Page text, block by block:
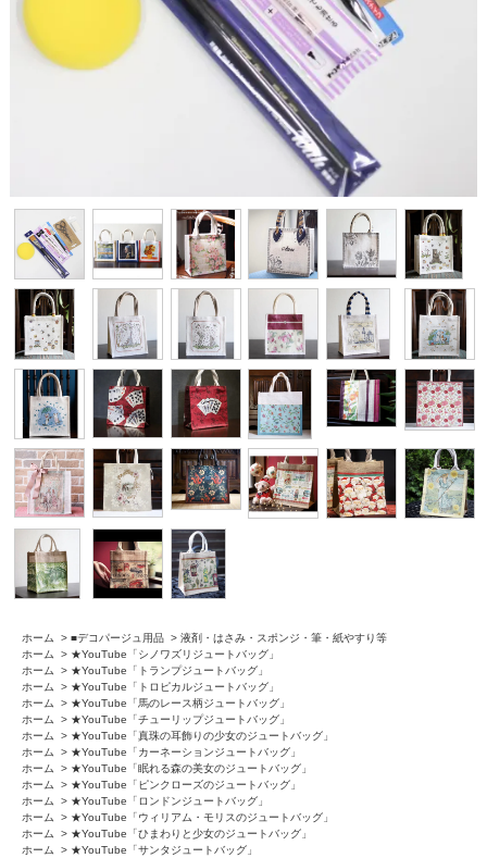
ホーム > ■デコパージュ用品 > 液剤・はさみ・スポンジ・筆・紙やすり等
ホーム
> ★YouTube「シノワズリジュートバッグ」
ホーム
> ★YouTube「トランプジュートバッグ」
ホーム
> ★YouTube「トロピカルジュートバッグ」
ホーム
> ★YouTube「馬のレース柄ジュートバッグ」
ホーム
> ★YouTube「チューリップジュートバッグ」
ホーム
> ★YouTube「真珠の耳飾りの少女のジュートバッグ」
ホーム
> ★YouTube「カーネーションジュートバッグ」
ホーム
> ★YouTube「眠れる森の美女のジュートバッグ」
ホーム
> ★YouTube「ピンクローズのジュートバッグ」
ホーム
> ★YouTube「ロンドンジュートバッグ」
ホーム
> ★YouTube「ウィリアム・モリスのジュートバッグ」
ホーム
> ★YouTube「ひまわりと少女のジュートバッグ」
ホーム
> ★YouTube「サンタジュートバッグ」